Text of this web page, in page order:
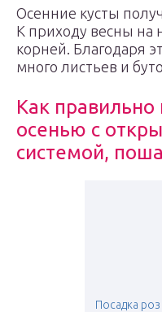
Осенние кусты
К приходу весны на
корней. Благодаря
много листьев и
Как
осенью с
системой,
Посадка